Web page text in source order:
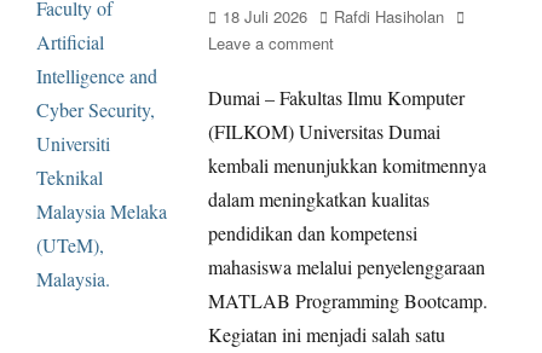
Posted
on
18 Juli 2026 Author
Rafdi Hasiholan
Leave a comment
Dumai – Fakultas Ilmu Komputer
(FILKOM) Universitas Dumai
kembali menunjukkan komitmennya
dalam meningkatkan kualitas
pendidikan dan kompetensi
mahasiswa melalui penyelenggaraan
MATLAB Programming Bootcamp.
Kegiatan ini menjadi salah satu